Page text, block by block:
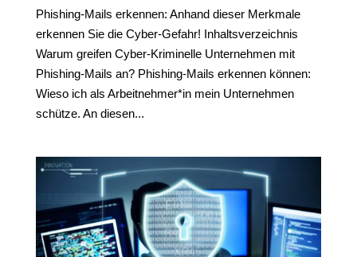
Phishing-Mails erkennen: Anhand dieser Merkmale
erkennen Sie die Cyber-Gefahr! Inhaltsverzeichnis
Warum greifen Cyber-Kriminelle Unternehmen mit
Phishing-Mails an? Phishing-Mails erkennen können:
Wieso ich als Arbeitnehmer*in mein Unternehmen
schütze. An diesen...